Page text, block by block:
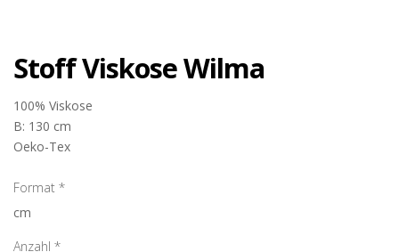
Stoff Viskose Wilma
100% Viskose
B: 130 cm
Oeko-Tex
Format *
cm
Anzahl *